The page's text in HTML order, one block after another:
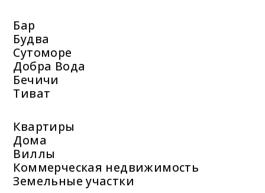
Бар
Будва
Сутоморе
Добра Вода
Бечичи
Тиват
Квартиры
Дома
Виллы
Коммерческая недвижимость
Земельные участки